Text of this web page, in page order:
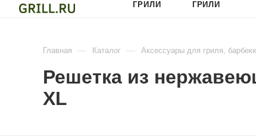
ГРИЛИ
ГРИЛИ
Главная — Каталог — Аксессуары для гриля,
Решетка из
XL